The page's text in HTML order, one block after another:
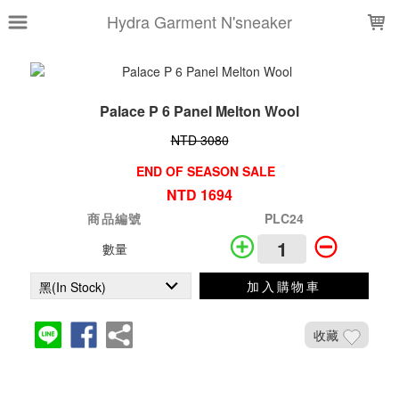
Hydra Garment N'sneaker
Palace P 6 Panel Melton Wool
NTD 3080
END OF SEASON SALE
NTD 1694
商品編號
PLC24
數量
加入購物車
收藏